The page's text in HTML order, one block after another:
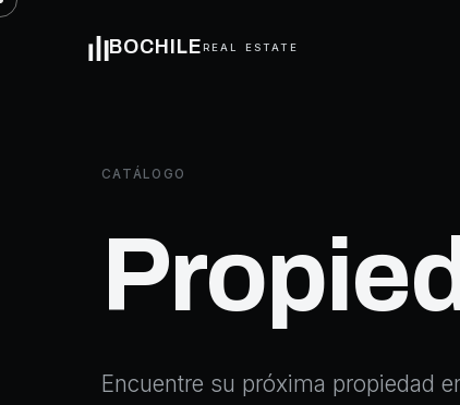
BOCHILE REAL ESTATE
CATÁLOGO
Encuentre su próxima propiedad